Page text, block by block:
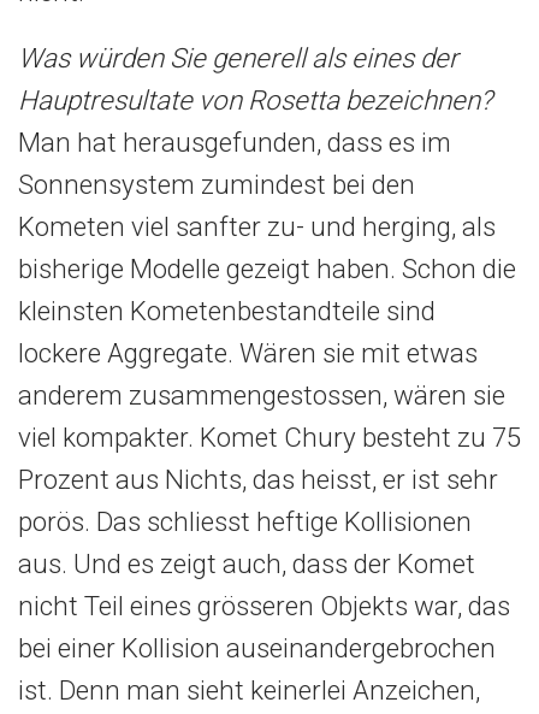
Was würden Sie generell als eines der
Hauptresultate von Rosetta bezeichnen?
Man hat herausgefunden, dass es im
Sonnensystem zumindest bei den
Kometen viel sanfter zu- und herging, als
bisherige Modelle gezeigt haben. Schon die
kleinsten Kometenbestandteile sind
lockere Aggregate. Wären sie mit etwas
anderem zusammengestossen, wären sie
viel kompakter. Komet Chury besteht zu 75
Prozent aus Nichts, das heisst, er ist sehr
porös. Das schliesst heftige Kollisionen
aus. Und es zeigt auch, dass der Komet
nicht Teil eines grösseren Objekts war, das
bei einer Kollision auseinandergebrochen
ist. Denn man sieht keinerlei Anzeichen,